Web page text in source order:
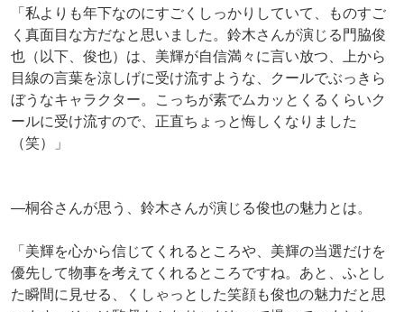
「私よりも年下なのにすごくしっかりしていて、ものすご
く真面目な方だなと思いました。鈴木さんが演じる門脇俊
也（以下、俊也）は、美輝が自信満々に言い放つ、上から
目線の言葉を涼しげに受け流すような、クールでぶっきら
ぼうなキャラクター。こっちが素でムカッとくるくらいク
ールに受け流すので、正直ちょっと悔しくなりました
（笑）」
―桐谷さんが思う、鈴木さんが演じる俊也の魅力とは。
「美輝を心から信じてくれるところや、美輝の当選だけを
優先して物事を考えてくれるところですね。あと、ふとし
た瞬間に見せる、くしゃっとした笑顔も俊也の魅力だと思